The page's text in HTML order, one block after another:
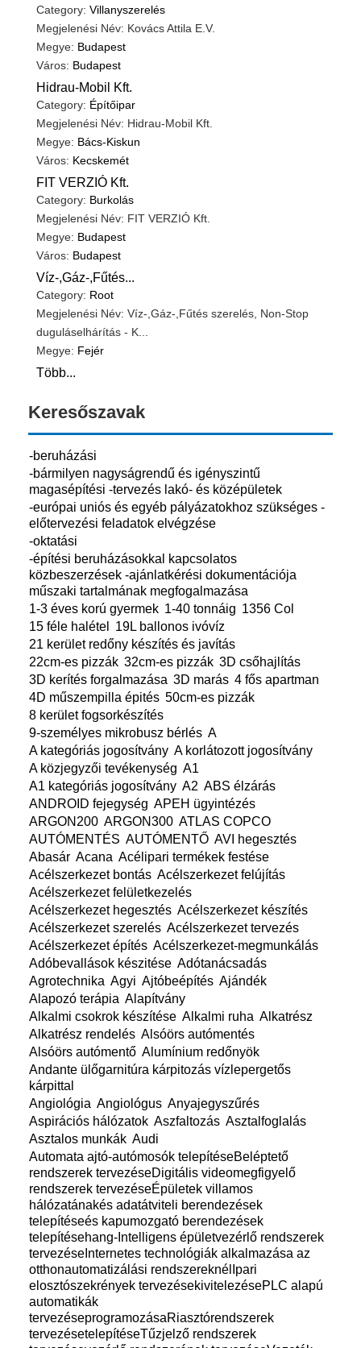
Category: Villanyszerelés
Megjelenési Név: Kovács Attila E.V.
Megye: Budapest
Város: Budapest
Hidrau-Mobil Kft.
Category: Építőipar
Megjelenési Név: Hidrau-Mobil Kft.
Megye: Bács-Kiskun
Város: Kecskemét
FIT VERZIÓ Kft.
Category: Burkolás
Megjelenési Név: FIT VERZIÓ Kft.
Megye: Budapest
Város: Budapest
Víz-,Gáz-,Fűtés...
Category: Root
Megjelenési Név: Víz-,Gáz-,Fűtés szerelés, Non-Stop
duguláselhárítás - K...
Megye: Fejér
Több...
Keresőszavak
-beruházási
-bármilyen nagyságrendű és igényszintű
magasépítési -tervezés lakó- és középületek
-európai uniós és egyéb pályázatokhoz szükséges -
előtervezési feladatok elvégzése
-oktatási
-építési beruházásokkal kapcsolatos
közbeszerzések -ajánlatkérési dokumentációja
műszaki tartalmának megfogalmazása
1-3 éves korú gyermek 1-40 tonnáig 1356 Col
15 féle halétel
19L ballonos ivóvíz
21 kerület redőny készítés és javítás
22cm-es pizzák 32cm-es pizzák 3D csőhajlítás
3D kerítés forgalmazása 3D marás 4 fős apartman
4D műszempilla épités 50cm-es pizzák
8 kerület fogsorkészítés
9-személyes mikrobusz bérlés A
A kategóriás jogosítvány A korlátozott jogosítvány
A közjegyzői tevékenység A1
A1 kategóriás jogosítvány A2 ABS élzárás
ANDROID fejegység APEH ügyintézés
ARGON200 ARGON300 ATLAS COPCO
AUTÓMENTÉS AUTÓMENTŐ AVI hegesztés
Abasár Acana Acélipari termékek festése
Acélszerkezet bontás Acélszerkezet felújítás
Acélszerkezet felületkezelés
Acélszerkezet hegesztés Acélszerkezet készítés
Acélszerkezet szerelés Acélszerkezet tervezés
Acélszerkezet építés Acélszerkezet-megmunkálás
Adóbevallások készitése Adótanácsadás
Agrotechnika Agyi Ajtóbeépítés Ajándék
Alapozó terápia Alapítvány
Alkalmi csokrok készítése Alkalmi ruha Alkatrész
Alkatrész rendelés Alsóörs autómentés
Alsóörs autómentő Alumínium redőnyök
Andante ülőgarnitúra kárpitozás vízlepergetős
kárpittal
Angiológia Angiológus Anyajegyszűrés
Aspirációs hálózatok Aszfaltozás Asztalfoglalás
Asztalos munkák Audi
Automata ajtó-autómosók telepítéseBeléptető
rendszerek tervezéseDigitális videomegfigyelő
rendszerek tervezéseÉpületek villamos
hálózatánakés adatátviteli berendezések
telepítéseés kapumozgató berendezések
telepítésehang-Intelligens épületvezérlő rendszerek
tervezéseInternetes technológiák alkalmazása az
otthonautomatizálási rendszereknélIpari
elosztószekrények tervezésekivitelezésePLC alapú
automatikák
tervezéseprogramozásaRiasztórendszerek
tervezésetelepítéseTűzjelző rendszerek